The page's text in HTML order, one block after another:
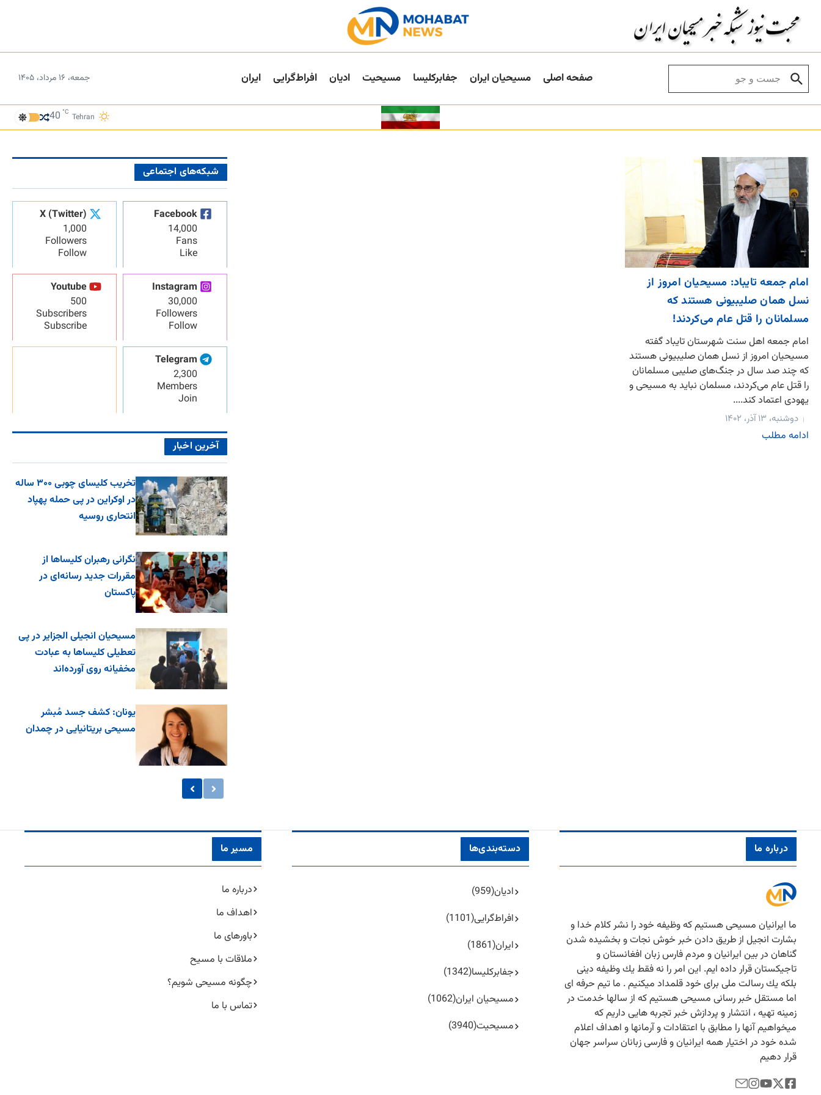
صفحه اصلی مسیحیان ایران جفا‌بر‌کلیسا مسیحیت ادیان افراط‌گرایی ایران جمعه، ۱۶ مرداد، ۱۴۰۵
Tehran
40 °C
امام جمعه تایباد: مسیحیان امروز از
نسل همان صلیبیونی هستند که
مسلمانان را قتل عام می‌کردند!
امام جمعه اهل سنت شهرستان تایباد گفته
مسیحیان امروز از نسل همان صلیبیونی هستند
که چند صد سال در جنگ‌های صلیبی مسلمانان
را قتل عام می‌کردند، مسلمان نباید به مسیحی و
یهودی اعتماد کند....
دوشنبه، ۱۳ آذر، ۱۴۰۲
ادامه مطلب
شبکه‌های اجتماعی
Facebook
14,000
Fans
Like
X (Twitter)
1,000
Followers
Follow
Instagram
30,000
Followers
Follow
Youtube
500
Subscribers
Subscribe
Telegram
2,300
Members
Join
آخرین اخبار
تخریب کلیسای چوبی ۳۰۰ ساله
در اوکراین در پی حمله پهپاد
انتحاری روسیه
نگرانی رهبران کلیساها از
مقررات جدید رسانه‌ای در
پاکستان
مسیحیان انجیلی الجزایر در پی
تعطیلی کلیساها به عبادت
مخفیانه روی آورده‌اند
یونان: کشف جسد مُبشر
مسیحی بریتانیایی در چمدان
درباره ما
ما ایرانیان مسیحی هستیم كه وظیفه خود را نشر كلام خدا و
بشارت انجیل از طریق دادن خبر خوش نجات و بخشیده شدن
گناهان در بین ایرانیان و مردم فارس زبان افغانستان و
تاجیكستان قرار داده ایم. این امر را نه فقط یك وظیفه دینی
بلكه یك رسالت ملی برای خود قلمداد میكنیم . ما تیم حرفه ای
اما مستقل خبر رسانی مسیحی هستیم كه از سالها خدمت در
زمینه تهیه ، انتشار و پردازش خبر تجربه هایی داریم كه
میخواهیم آنها را مطابق با اعتقادات و آرمانها و اهداف اعلام
شده خود در اختیار همه ایرانیان و فارسی زبانان سراسر جهان
قرار دهیم
دسته‌بندی‌ها
ادیان(959)
افراط‌گرایی(1101)
ایران(1861)
جفا‌بر‌کلیسا(1342)
مسیحیان ایران(1062)
مسیحیت(3940)
مسیر ما
درباره ما
اهداف ما
باورهای ما
ملاقات با مسیح
چگونه مسیحی شویم؟
تماس با ما